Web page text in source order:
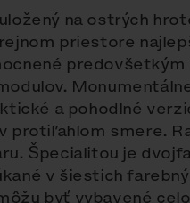
na ostrých
priestore
a pohodlné
protiľahlom smere.
Špecialitou je
v šiestich
byť vybavené